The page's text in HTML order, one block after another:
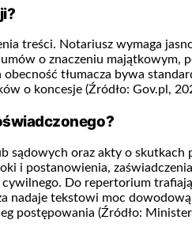
treści. Notariusz wymaga
o znaczeniu
tłumacza bywa
o koncesje (Źródło: Gov.pl,
sądowych oraz akty o
i postanowienia,
Do repertorium
nadaje tekstowi moc
postępowania (Źródło: